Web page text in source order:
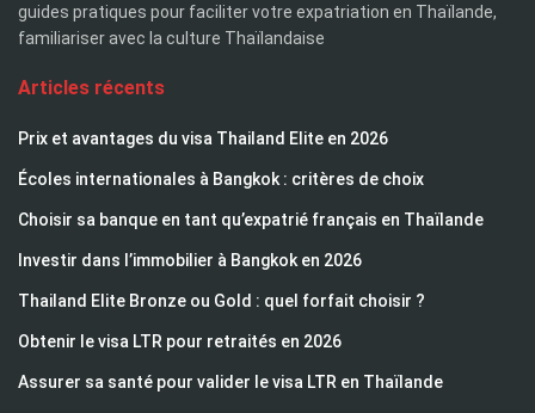
guides pratiques pour faciliter votre expatriation en Thaïlande,
familiariser avec la culture Thaïlandaise
Articles récents
Prix et avantages du visa Thailand Elite en 2026
Écoles internationales à Bangkok : critères de choix
Choisir sa banque en tant qu’expatrié français en Thaïlande
Investir dans l’immobilier à Bangkok en 2026
Thailand Elite Bronze ou Gold : quel forfait choisir ?
Obtenir le visa LTR pour retraités en 2026
Assurer sa santé pour valider le visa LTR en Thaïlande